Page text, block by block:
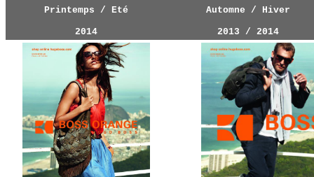
Printemps / Eté
2014
Automne / Hiver
2013 / 2014